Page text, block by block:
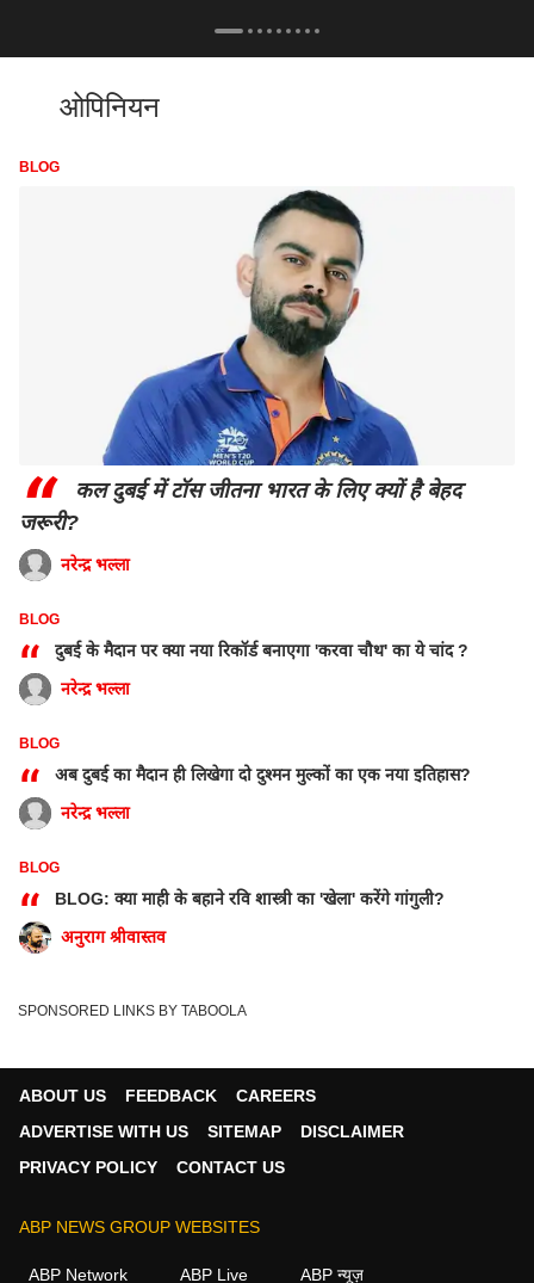
ओपिनियन
BLOG
“
कल दुबई में टॉस जीतना भारत के लिए क्यों है बेहद
जरूरी?
नरेन्द्र भल्ला
BLOG
“
दुबई के मैदान पर क्या नया रिकॉर्ड बनाएगा 'करवा चौथ' का ये चांद ?
नरेन्द्र भल्ला
BLOG
“
अब दुबई का मैदान ही लिखेगा दो दुश्मन मुल्कों का एक नया इतिहास?
नरेन्द्र भल्ला
BLOG
“
BLOG: क्या माही के बहाने रवि शास्त्री का 'खेला' करेंगे गांगुली?
अनुराग श्रीवास्तव
SPONSORED LINKS BY TABOOLA
ABOUT US FEEDBACK
CAREERS
ADVERTISE WITH US
SITEMAP
DISCLAIMER
PRIVACY POLICY
CONTACT US
ABP NEWS GROUP WEBSITES
ABP Network ABP Live ABP न्यूज़